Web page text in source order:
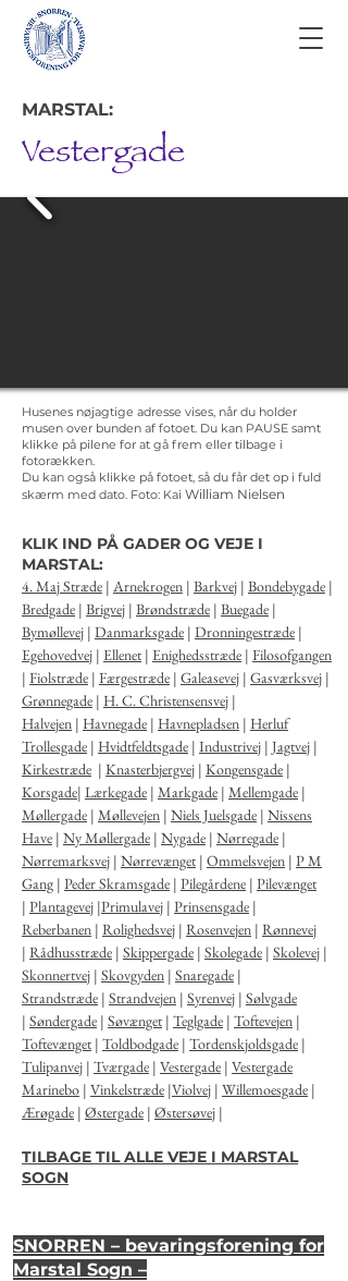
MARSTAL:
Vestergade
Husenes nøjagtige adresse vises, når du holder
musen over bunden af fotoet. Du kan PAUSE samt
klikke på pilene for at gå frem eller tilbage i
fotorækken.
Du kan også klikke på fotoet, så du får det op i fuld
skærm med dato. Foto: Kai William Nielsen
KLIK IND PÅ GADER OG VEJE I
MARSTAL:
4. Maj Stræde | Arnekrogen | Barkvej | Bondebygade |
Bredgade | Brigvej | Brøndstræde | Buegade |
Bymøllevej | Danmarksgade | Dronningestræde |
Egehovedvej | Ellenet| Enighedsstræde | Filosofgangen
| Fiolstræde | Færgestræde | Galeasevej | Gasværksvej |
Grønnegade | H. C. Christensensvej |
Halvejen | Havnegade | Havnepladsen | Herluf
Trollesgade | Hvidtfeldtsgade | Industrivej | Jagtvej |
Kirkestræde | Knasterbjergvej | Kongensgade |
Korsgade| Lærkegade | Markgade | Mellemgade |
Møllergade | Møllevejen | Niels Juelsgade | Nissens
Have | Ny Møllergade | Nygade | Nørregade |
Nørremarksvej | Nørrevænget| Ommelsvejen | P M
Gang | Peder Skramsgade | Pilegårdene | Pilevænget
| Plantagevej |Primulavej | Prinsensgade |
Reberbanen | Rolighedsvej | Rosenvejen | Rønnevej
| Rådhusstræde | Skippergade | Skolegade | Skolevej |
Skonnertvej | Skovgyden | Snaregade |
Strandstræde | Strandvejen | Syrenvej | Sølvgade
| Søndergade | Søvænget| Teglgade | Toftevejen |
Toftevænget| Toldbodgade | Tordenskjoldsgade |
Tulipanvej | Tværgade | Vestergade | Vestergade
Marinebo | Vinkelstræde |Violvej | Willemoesgade |
Ærøgade | Østergade | Østersøvej |
TILBAGE TIL ALLE VEJE I MARSTAL
SOGN
SNORREN – bevaringsforening for
Marstal Sogn –